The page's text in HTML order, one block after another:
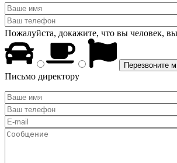
Пожалуйста, докажите, что вы человек,
Письмо директору